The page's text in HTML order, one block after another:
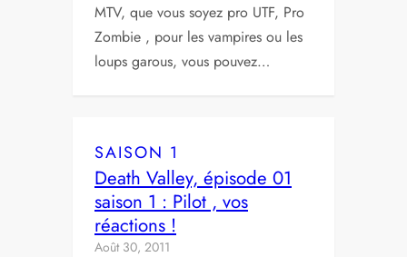
MTV, que vous soyez pro UTF, Pro
Zombie , pour les vampires ou les
loups garous, vous pouvez…
SAISON 1
Death Valley, épisode 01
saison 1 : Pilot , vos
réactions !
Août 30, 2011